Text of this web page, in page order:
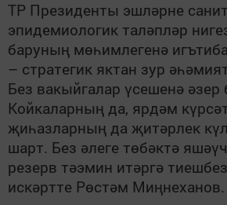
ТР Президенты эшләрне
эпидемиологик таләпләр
баруның мөһимлегенә
– стратегик яктан зур
Без вакыйгалар үсешенә
Койкаларның да, ярдәм
җиһазларның да җитәрлек
шарт. Без әлеге төбәктә
резерв тәэмин итәргә
искәртте Рөстәм Миңнеханов.